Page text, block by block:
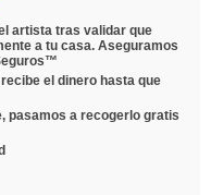
artista tras validar que
a tu casa. Aseguramos
el dinero hasta que
pasamos a recogerlo gratis